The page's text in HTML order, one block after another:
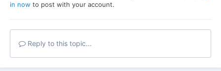
in now to post with your account.
Reply to this topic...